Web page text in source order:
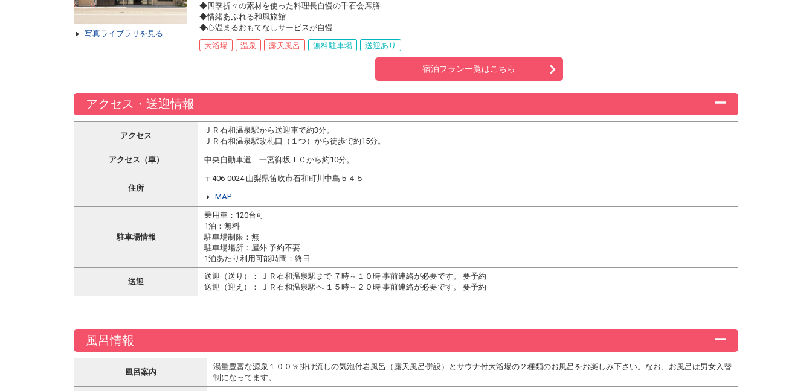
写真ライブラリを見る
◆四季折々の素材を使った料理長自慢の千石会席膳
◆情緒あふれる和風旅館
◆心温まるおもてなしサービスが自慢
大浴場
温泉 露天風呂 無料駐車場 送迎あり
宿泊プラン一覧はこちら
アクセス・送迎情報
アクセス
ＪＲ石和温泉駅から送迎車で約3分。
ＪＲ石和温泉駅改札口（１つ）から徒歩で約15分。
アクセス（車） 中央自動車道 一宮御坂ＩＣから約10分。
住所
〒406-0024 山梨県笛吹市石和町川中島５４５
MAP
駐車場情報
乗用車：120台可
1泊：無料
駐車場制限：無
駐車場場所：屋外 予約不要
1泊あたり利用可能時間：終日
送迎
送迎（送り）： ＪＲ石和温泉駅まで ７時～１０時 事前連絡が必要です。 要予約
送迎（迎え）： ＪＲ石和温泉駅へ １５時～２０時 事前連絡が必要です。 要予約
風呂情報
風呂案内
湯量豊富な源泉１００％掛け流しの気泡付岩風呂（露天風呂併設）とサウナ付大浴場の２種類のお風呂をお楽しみ下さい。なお、お風呂は男女入替
制になってます。